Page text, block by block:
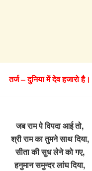
तर्ज – दुनिया में देव हजारो है।
जब राम पे विपदा आई तो,
श्री राम का तुमने साथ दिया,
सीता की सुध लेने को गए,
हनुमान समुन्दर लांघ दिया,